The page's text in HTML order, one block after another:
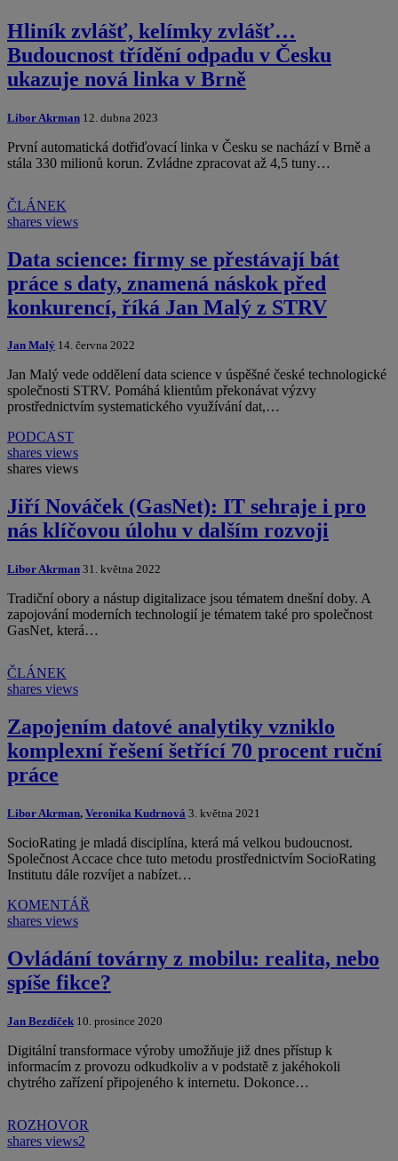
Hliník zvlášť, kelímky zvlášť…
Budoucnost třídění odpadu v Česku
ukazuje nová linka v Brně
Libor Akrman 12. dubna 2023
První automatická dotřiďovací linka v Česku se nachází v Brně a
stála 330 milionů korun. Zvládne zpracovat až 4,5 tuny…
ČLÁNEK
shares views
Data science: firmy se přestávají bát
práce s daty, znamená náskok před
konkurencí, říká Jan Malý z STRV
Jan Malý 14. června 2022
Jan Malý vede oddělení data science v úspěšné české technologické
společnosti STRV. Pomáhá klientům překonávat výzvy
prostřednictvím systematického využívání dat,…
PODCAST
shares views
shares views
Jiří Nováček (GasNet): IT sehraje i pro
nás klíčovou úlohu v dalším rozvoji
Libor Akrman 31. května 2022
Tradiční obory a nástup digitalizace jsou tématem dnešní doby. A
zapojování moderních technologií je tématem také pro společnost
GasNet, která…
ČLÁNEK
shares views
Zapojením datové analytiky vzniklo
komplexní řešení šetřící 70 procent ruční
práce
Libor Akrman, Veronika Kudrnová 3. května 2021
SocioRating je mladá disciplína, která má velkou budoucnost.
Společnost Accace chce tuto metodu prostřednictvím SocioRating
Institutu dále rozvíjet a nabízet…
KOMENTÁŘ
shares views
Ovládání továrny z mobilu: realita, nebo
spíše fikce?
Jan Bezdíček 10. prosince 2020
Digitální transformace výroby umožňuje již dnes přístup k
informacím z provozu odkudkoliv a v podstatě z jakéhokoli
chytrého zařízení připojeného k internetu. Dokonce…
ROZHOVOR
shares views2